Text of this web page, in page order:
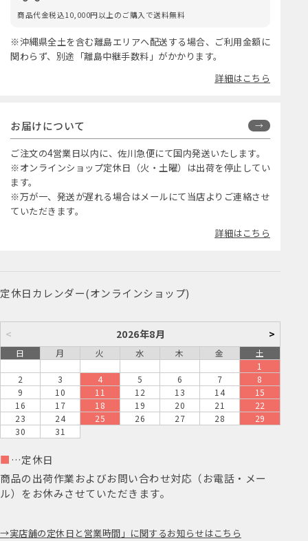
商品代金税込10,000円以上のご購入で送料無料
※沖縄県全土を含む離島エリアへ配送する場合、ご利用金額に
関わらず、別途「離島中継手数料」がかかります。
詳細はこちら
お届けについて
ご注文の4営業日以内に、佐川急便にて国内発送いたします。
※オンラインショップ定休日（火・土曜）は出荷を停止してい
ます。
※万が一、発送が遅れる場合はメールにて当店よりご連絡させ
ていただきます。
詳細はこちら
定休日カレンダー(オンラインショップ)
< 2026年8月 >
日 月 火 水 木 金
土
1
2
3 4 5 6 7
8
9
10 11 12 13 14
15
16
17 18 19 20 21
22
23
24 25 26 27 28
29
30
31
■ …定休日
商品の出荷作業およびお問い合わせ対応（お電話・メー
ル）をお休みさせていただきます。
実店舗の定休日と営業時間」に関するお知らせはこちら